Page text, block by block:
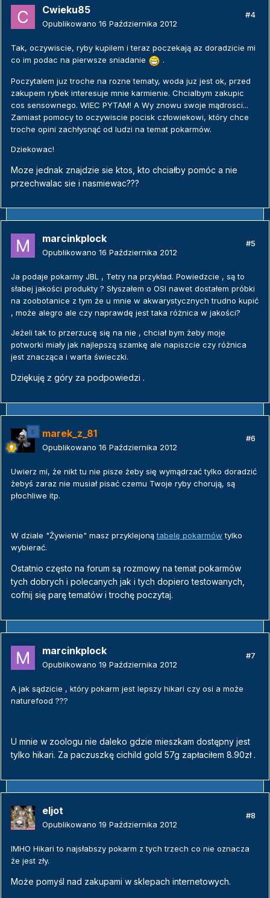
Cwieku85
Opublikowano 16 Października 2012
#4
Tak, oczywiscie, ryby kupilem i teraz poczekają az doradzicie mi
co im podac na pierwsze sniadanie
.
Poczytalem juz troche na rozne tematy, woda juz jest ok, przed
zakupem rybek interesuje mnie karmienie. Chcialbym zakupic
cos sensownego. WIEC PYTAM! A Wy znowu swoje mądrosci...
Zamiast pomocy to oczywiscie pocisk człowiekowi, który chce
troche opini zachłysnąć od ludzi na temat pokarmów.
Dziekowac!
Moze jednak znajdzie sie ktos, kto chciałby pomóc a nie
przechwalac sie i nasmiewac???
marcinkplock
Opublikowano 16 Października 2012
#5
Ja podaje pokarmy JBL , Tetry na przykład. Powiedzcie , są to
słabej jakości produkty ? Słyszałem o OSI nawet dostałem próbki
na zoobotanice z tym że u mnie w akwarystycznych trudno kupić
, może alegro ale czy naprawdę jest taka różnica w jakości?
Jeżeli tak to przerzucę się na nie , chciał bym żeby moje
potworki miały jak najlepszą szamkę ale napiszcie czy różnica
jest znacząca i warta świeczki.
Dziękuję z góry za podpowiedzi .
marek_z_81
Opublikowano 16 Października 2012
#6
Uwierz mi, że nikt tu nie pisze żeby się wymądrzać tylko doradzić
żebyś zaraz nie musiał pisać czemu Twoje ryby chorują, są
płochliwe itp.
W dziale "Żywienie" masz przyklejonątabelę pokarmów tylko
wybierać.
Ostatnio często na forum są rozmowy na temat pokarmów
tych dobrych i polecanych jak i tych dopiero testowanych,
cofnij się parę tematów i trochę poczytaj.
marcinkplock
Opublikowano 19 Października 2012
#7
A jak sądzicie , który pokarm jest lepszy hikari czy osi a może
naturefood ???
U mnie w zoologu nie daleko gdzie mieszkam dostępny jest
tylko hikari. Za paczuszkę cichild gold 57g zapłaciłem 8.90zł .
eljot
Opublikowano 19 Października 2012
#8
IMHO Hikari to najsłabszy pokarm z tych trzech co nie oznacza
że jest zły.
Może pomyśl nad zakupami w sklepach internetowych.